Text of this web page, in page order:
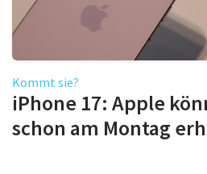
Kommt sie?
iPhone 17: Apple
schon am Montag